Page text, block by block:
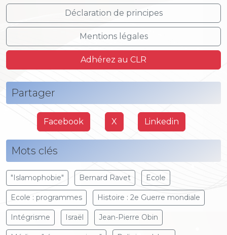
Déclaration de principes
Mentions légales
Adhérez au CLR
Partager
Facebook X Linkedin
Mots clés
"Islamophobie" Bernard Ravet Ecole
Ecole : programmes Histoire : 2e Guerre mondiale
Intégrisme Israël Jean-Pierre Obin